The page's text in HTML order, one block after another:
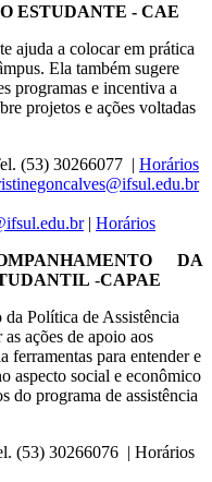
ESTUDANTE - CAE
ajuda a colocar em prática
Ela também sugere
programas e incentiva a
projetos e ações voltadas
(53) 30266077 | Horários
| Horários
DA
-CAPAE
Política de Assistência
ações de apoio aos
ferramentas para entender e
aspecto social e econômico
do programa de assistência
(53) 30266076 | Horários